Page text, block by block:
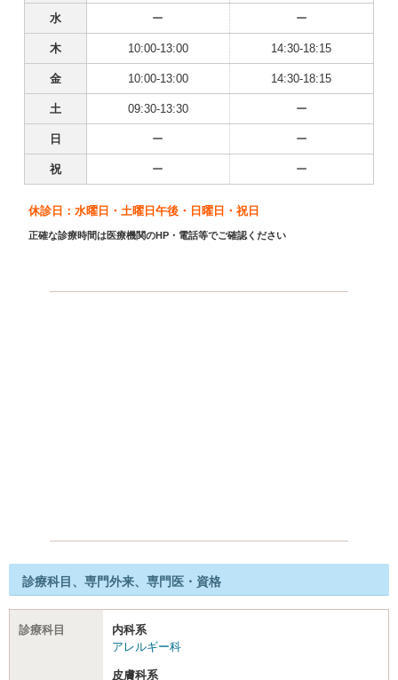
水 ー ー
木 10:00-13:00 14:30-18:15
金 10:00-13:00 14:30-18:15
土 09:30-13:30 ー
日 ー ー
祝 ー ー
休診日：水曜日・土曜日午後・日曜日・祝日
正確な診療時間は医療機関のHP・電話等でご確認ください
診療科目、専門外来、専門医・資格
診療科目
内科系
アレルギー科
皮膚科系